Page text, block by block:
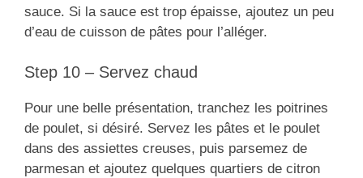
sauce. Si la sauce est trop épaisse, ajoutez un peu
d’eau de cuisson de pâtes pour l’alléger.
Step 10 – Servez chaud
Pour une belle présentation, tranchez les poitrines
de poulet, si désiré. Servez les pâtes et le poulet
dans des assiettes creuses, puis parsemez de
parmesan et ajoutez quelques quartiers de citron